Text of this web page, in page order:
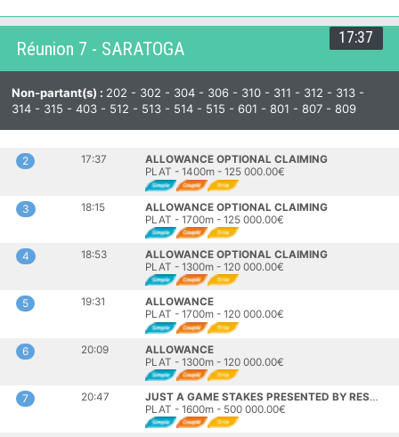
17:37
Réunion 7 - SARATOGA
Non-partant(s) : 202 - 302 - 304 - 306 - 310 - 311 - 312 - 313 -
314 - 315 - 403 - 512 - 513 - 514 - 515 - 601 - 801 - 807 - 809
2 17:37
ALLOWANCE OPTIONAL CLAIMING
PLAT - 1400m - 125 000.00€
3 18:15
ALLOWANCE OPTIONAL CLAIMING
PLAT - 1700m - 125 000.00€
4 18:53
ALLOWANCE OPTIONAL CLAIMING
PLAT - 1300m - 120 000.00€
5 19:31
ALLOWANCE
PLAT - 1700m - 120 000.00€
6 20:09
ALLOWANCE
PLAT - 1300m - 120 000.00€
7 20:47
JUST A GAME STAKES PRESENTED BY RESOLUTE RACING
PLAT - 1600m - 500 000.00€